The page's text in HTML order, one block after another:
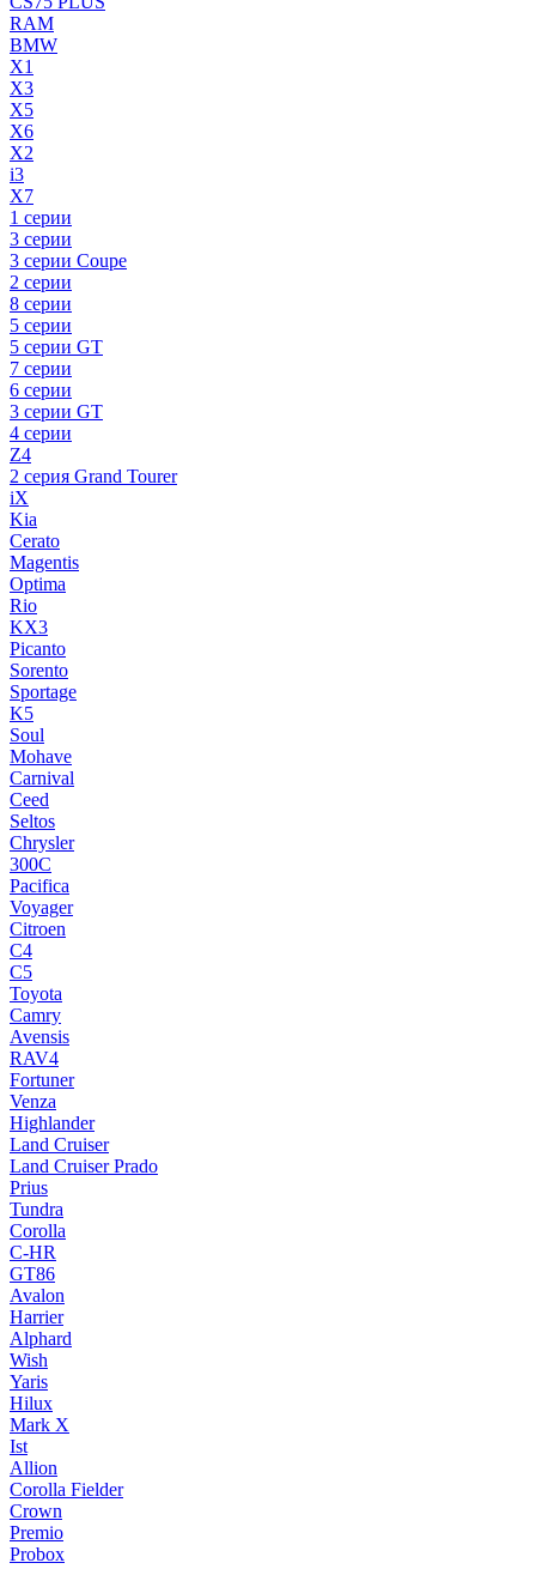
RAM
BMW
X1
X3
X5
X6
X2
i3
X7
1 серии
3 серии
3 серии Coupe
2 серии
8 серии
5 серии
5 серии GT
7 серии
6 серии
3 серии GT
4 серии
Z4
2 серия Grand Tourer
iX
Kia
Cerato
Magentis
Optima
Rio
KX3
Picanto
Sorento
Sportage
K5
Soul
Mohave
Carnival
Ceed
Seltos
Chrysler
300C
Pacifica
Voyager
Citroen
C4
C5
Toyota
Camry
Avensis
RAV4
Fortuner
Venza
Highlander
Land Cruiser
Land Cruiser Prado
Prius
Tundra
Corolla
C-HR
GT86
Avalon
Harrier
Alphard
Wish
Yaris
Hilux
Mark X
Ist
Allion
Corolla Fielder
Crown
Premio
Probox